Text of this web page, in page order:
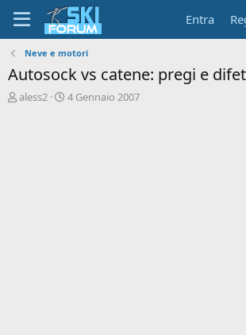
Entra
Neve e motori
Autosock vs catene: pregi e
A
aless2
D
4 Gennaio 2007